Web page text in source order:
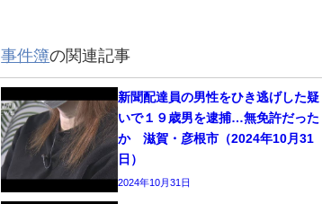
事件簿の関連記事
新聞配達員の男性をひき逃げした疑
いで１９歳男を逮捕…無免許だった
か 滋賀・彦根市（2024年10月31
日）
2024年10月31日